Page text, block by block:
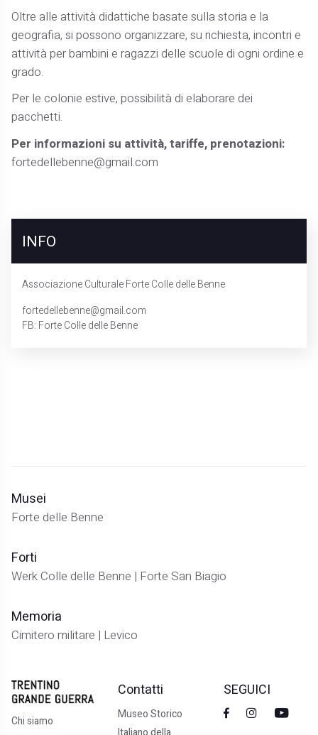
Oltre alle attività didattiche basate sulla storia e la
geografia, si possono organizzare, su richiesta, incontri e
attività per bambini e ragazzi delle scuole di ogni ordine e
grado.
Per le colonie estive, possibilità di elaborare dei
pacchetti.
Per informazioni su attività, tariffe, prenotazioni:
fortedellebenne@gmail.com
INFO
Associazione Culturale Forte Colle delle Benne
fortedellebenne@gmail.com
FB: Forte Colle delle Benne
Musei
Forte delle Benne
Forti
Werk Colle delle Benne | Forte San Biagio
Memoria
Cimitero militare | Levico
Chi siamo
Contatti
Museo Storico
SEGUICI